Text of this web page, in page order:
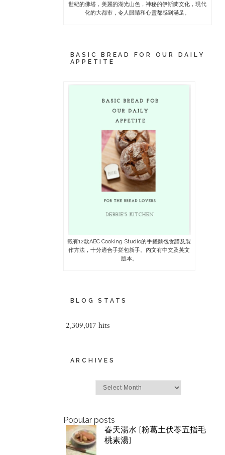
世紀的佛塔，美麗的湖光山色，神秘的伊斯蘭文化，現代
化的大都市，令人眼睛和心靈都感到滿足。
BASIC BREAD FOR OUR DAILY
APPETITE
載有12款ABC Cooking Studio的手搓麵包食譜及製
作方法，十分適合手搓包新手。內文有中文及英文
版本。
BLOG STATS
2,309,017 hits
ARCHIVES
Popular posts
春天湯水 [粉葛土伏苓五指毛
桃素湯]